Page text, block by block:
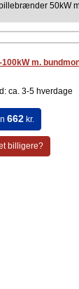
50kW
m.
ca. 3-5 hverdage
662kr.
billigere?